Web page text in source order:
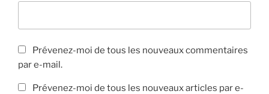
Prévenez-moi de tous les nouveaux commentaires
par e-mail.
Prévenez-moi de tous les nouveaux articles par e-